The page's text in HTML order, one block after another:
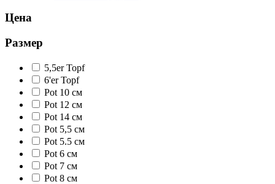
Цена
Размер
5,5er Topf
6'er Topf
Pot 10 см
Pot 12 см
Pot 14 см
Pot 5,5 см
Pot 5.5 см
Pot 6 см
Pot 7 см
Pot 8 см